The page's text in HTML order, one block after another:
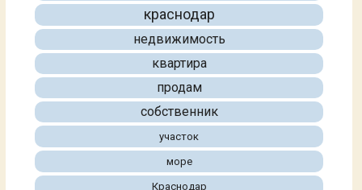
краснодар
недвижимость
квартира
продам
собственник
участок
море
Краснодар